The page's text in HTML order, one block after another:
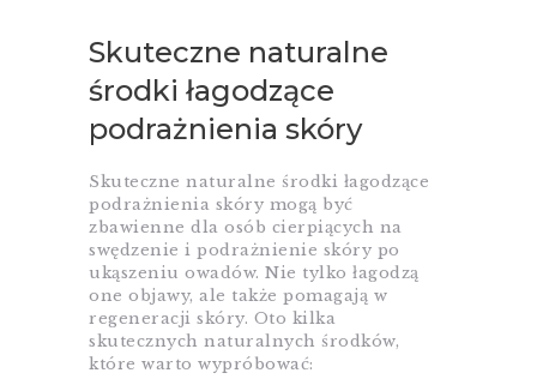
Skuteczne naturalne
środki łagodzące
podrażnienia skóry
Skuteczne naturalne środki łagodzące
podrażnienia skóry mogą być
zbawienne dla osób cierpiących na
swędzenie i podrażnienie skóry po
ukąszeniu owadów. Nie tylko łagodzą
one objawy, ale także pomagają w
regeneracji skóry. Oto kilka
skutecznych naturalnych środków,
które warto wypróbować: